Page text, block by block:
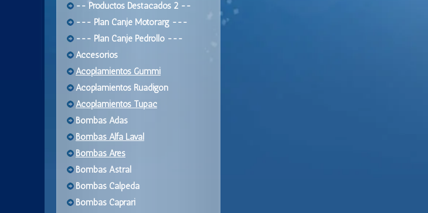
-- Productos Destacados 2 --
--- Plan Canje Motorarg ---
--- Plan Canje Pedrollo ---
Accesorios
Acoplamientos Gummi
Acoplamientos Ruadigon
Acoplamientos Tupac
Bombas Adas
Bombas Alfa Laval
Bombas Ares
Bombas Astral
Bombas Calpeda
Bombas Caprari